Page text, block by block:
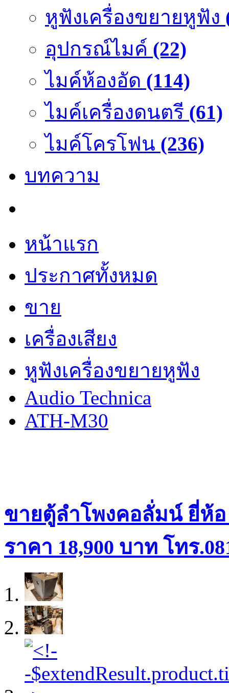
หูฟังเครื่องขยายหูฟัง
อุปกรณ์ไมค์ (22)
ไมค์ห้องอัด (114)
ไมค์เครื่องดนตรี (61)
ไมค์โครโฟน (236)
บทความ
หน้าแรก
ประกาศทั้งหมด
ขาย
เครื่องเสียง
หูฟังเครื่องขยายหูฟัง
Audio Technica
ATH-M30
ขายตู้ลำโพงคอลั่มน์ ยี่ห้อ
ราคา 18,900 บาท โทร